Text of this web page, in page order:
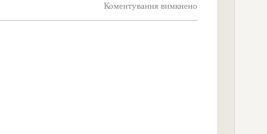
Коментування вимкнено